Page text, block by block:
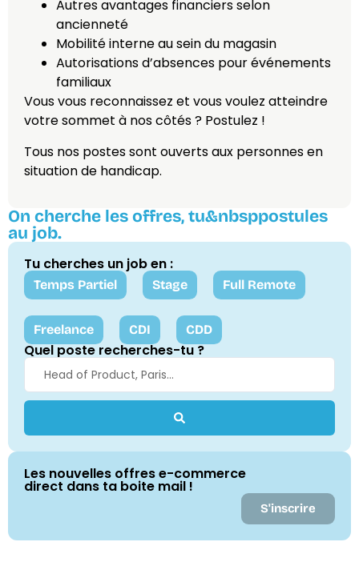
Autres avantages financiers selon
ancienneté
Mobilité interne au sein du magasin
Autorisations d’absences pour événements
familiaux
Vous vous reconnaissez et vous voulez atteindre
votre sommet à nos côtés ? Postulez !
Tous nos postes sont ouverts aux personnes en
situation de handicap.
On cherche les offres, tu&nbsppostules
au job.
Tu cherches un job en :
Temps Partiel Stage Full Remote
Freelance CDI CDD
Quel poste recherches-tu ?
Les nouvelles offres e-commerce
direct dans ta boite mail !
S'inscrire